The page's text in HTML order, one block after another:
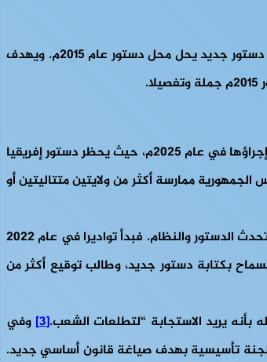
من المقرر إجراء استفتاء عام على الدستور في جمهورية إفريقيا الوسطى في يوم 30 يوليو من هذا العام؛ لتتاح الفرصة للشعب بأن يصوت على اعتماد دستور جديد يحل محل دستور عام 2015م. ويهدف
انتُخِبَ الرئيس فوستين أرشانج تواديرا في عام 2015م، وأعيد انتخابه لولاية ثانية في عام 2020م، ولا يمكنه الترشح للانتخابات الرئاسية المقبلة المقرر إجراؤها في عام 2025م، حيث يحظر دستور إفريقيا
المادة 35 على أنه “لا يجوز بأي حال من الأحوال لرئيس الجمهورية ممارسة أكثر من ولايتين متتاليتين أو
لكن رغبة الرئيس تواديرا وحزبه، حركة القلوب المتحدة (MCU) الذي يملك الأغلبية النسبية في البرلمان الوطني، لحكم البلاد بولاية ثالثة كانت قوية وتحدث الدستور والنظام. فبدأ تواديرا في عام 2022
بكتابة دستور جديد، وطالب توقيع أكثر من
[3]
وفي
لجنة تأسيسية بهدف صياغة قانون أساسي جديد.